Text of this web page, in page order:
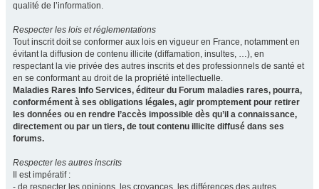
qualité de l’information.
Respecter les lois et réglementations
Tout inscrit doit se conformer aux lois en vigueur en France, notamment en
évitant la diffusion de contenu illicite (diffamation, insultes, …), en
respectant la vie privée des autres inscrits et des professionnels de santé et
en se conformant au droit de la propriété intellectuelle.
Maladies Rares Info Services, éditeur du Forum maladies rares, pourra,
conformément à ses obligations légales, agir promptement pour retirer
les données ou en rendre l’accès impossible dès qu’il a connaissance,
directement ou par un tiers, de tout contenu illicite diffusé dans ses
forums.
Respecter les autres inscrits
Il est impératif :
- de respecter les opinions, les croyances, les différences des autres